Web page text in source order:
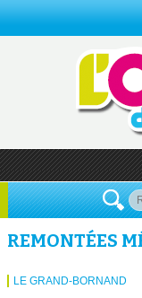
REMONTÉES
LE GRAND-BORNAND